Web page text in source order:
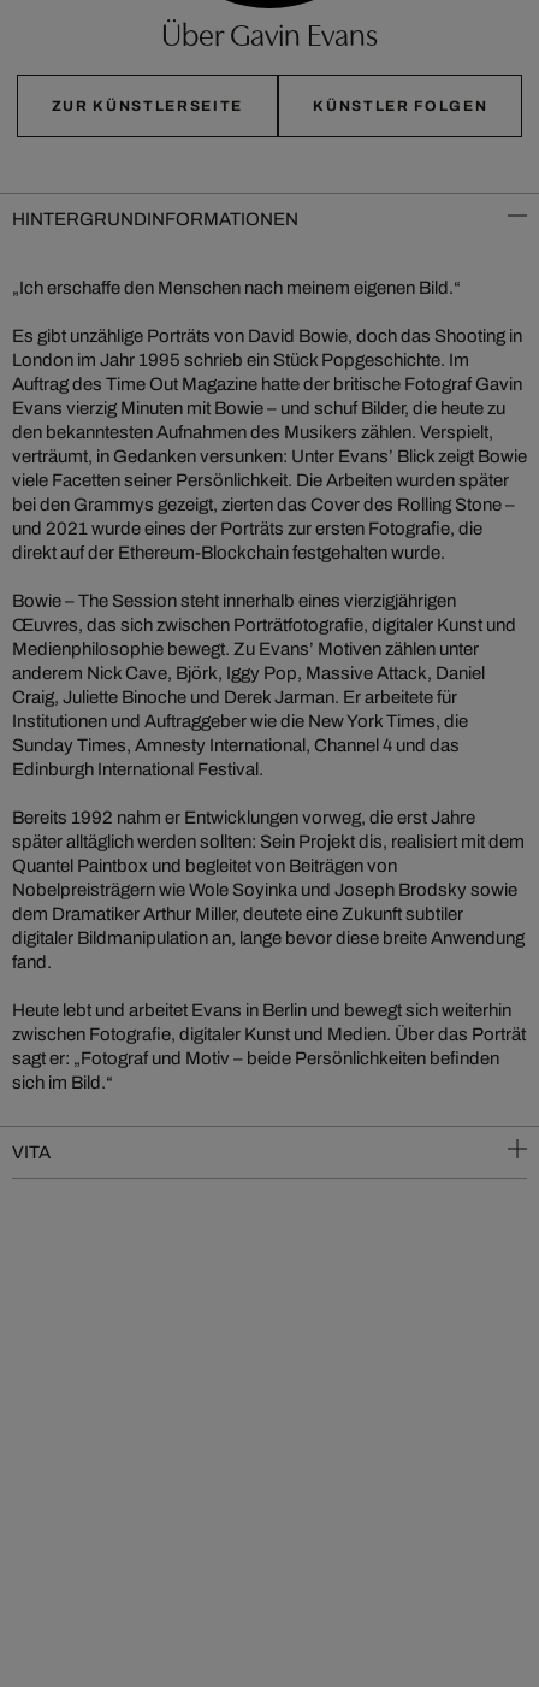
Über Gavin Evans
ZUR KÜNSTLERSEITE KÜNSTLER FOLGEN
HINTERGRUNDINFORMATIONEN
„Ich erschaffe den Menschen nach meinem eigenen Bild.“
Es gibt unzählige Porträts von David Bowie, doch das Shooting in
London im Jahr 1995 schrieb ein Stück Popgeschichte. Im
Auftrag des Time Out Magazine hatte der britische Fotograf Gavin
Evans vierzig Minuten mit Bowie – und schuf Bilder, die heute zu
den bekanntesten Aufnahmen des Musikers zählen. Verspielt,
verträumt, in Gedanken versunken: Unter Evans’ Blick zeigt Bowie
viele Facetten seiner Persönlichkeit. Die Arbeiten wurden später
bei den Grammys gezeigt, zierten das Cover des Rolling Stone –
und 2021 wurde eines der Porträts zur ersten Fotografie, die
direkt auf der Ethereum-Blockchain festgehalten wurde.
Bowie – The Session steht innerhalb eines vierzigjährigen
Œuvres, das sich zwischen Porträtfotografie, digitaler Kunst und
Medienphilosophie bewegt. Zu Evans’ Motiven zählen unter
anderem Nick Cave, Björk, Iggy Pop, Massive Attack, Daniel
Craig, Juliette Binoche und Derek Jarman. Er arbeitete für
Institutionen und Auftraggeber wie die New York Times, die
Sunday Times, Amnesty International, Channel 4 und das
Edinburgh International Festival.
Bereits 1992 nahm er Entwicklungen vorweg, die erst Jahre
später alltäglich werden sollten: Sein Projekt dis, realisiert mit dem
Quantel Paintbox und begleitet von Beiträgen von
Nobelpreisträgern wie Wole Soyinka und Joseph Brodsky sowie
dem Dramatiker Arthur Miller, deutete eine Zukunft subtiler
digitaler Bildmanipulation an, lange bevor diese breite Anwendung
fand.
Heute lebt und arbeitet Evans in Berlin und bewegt sich weiterhin
zwischen Fotografie, digitaler Kunst und Medien. Über das Porträt
sagt er: „Fotograf und Motiv – beide Persönlichkeiten befinden
sich im Bild.“
VITA